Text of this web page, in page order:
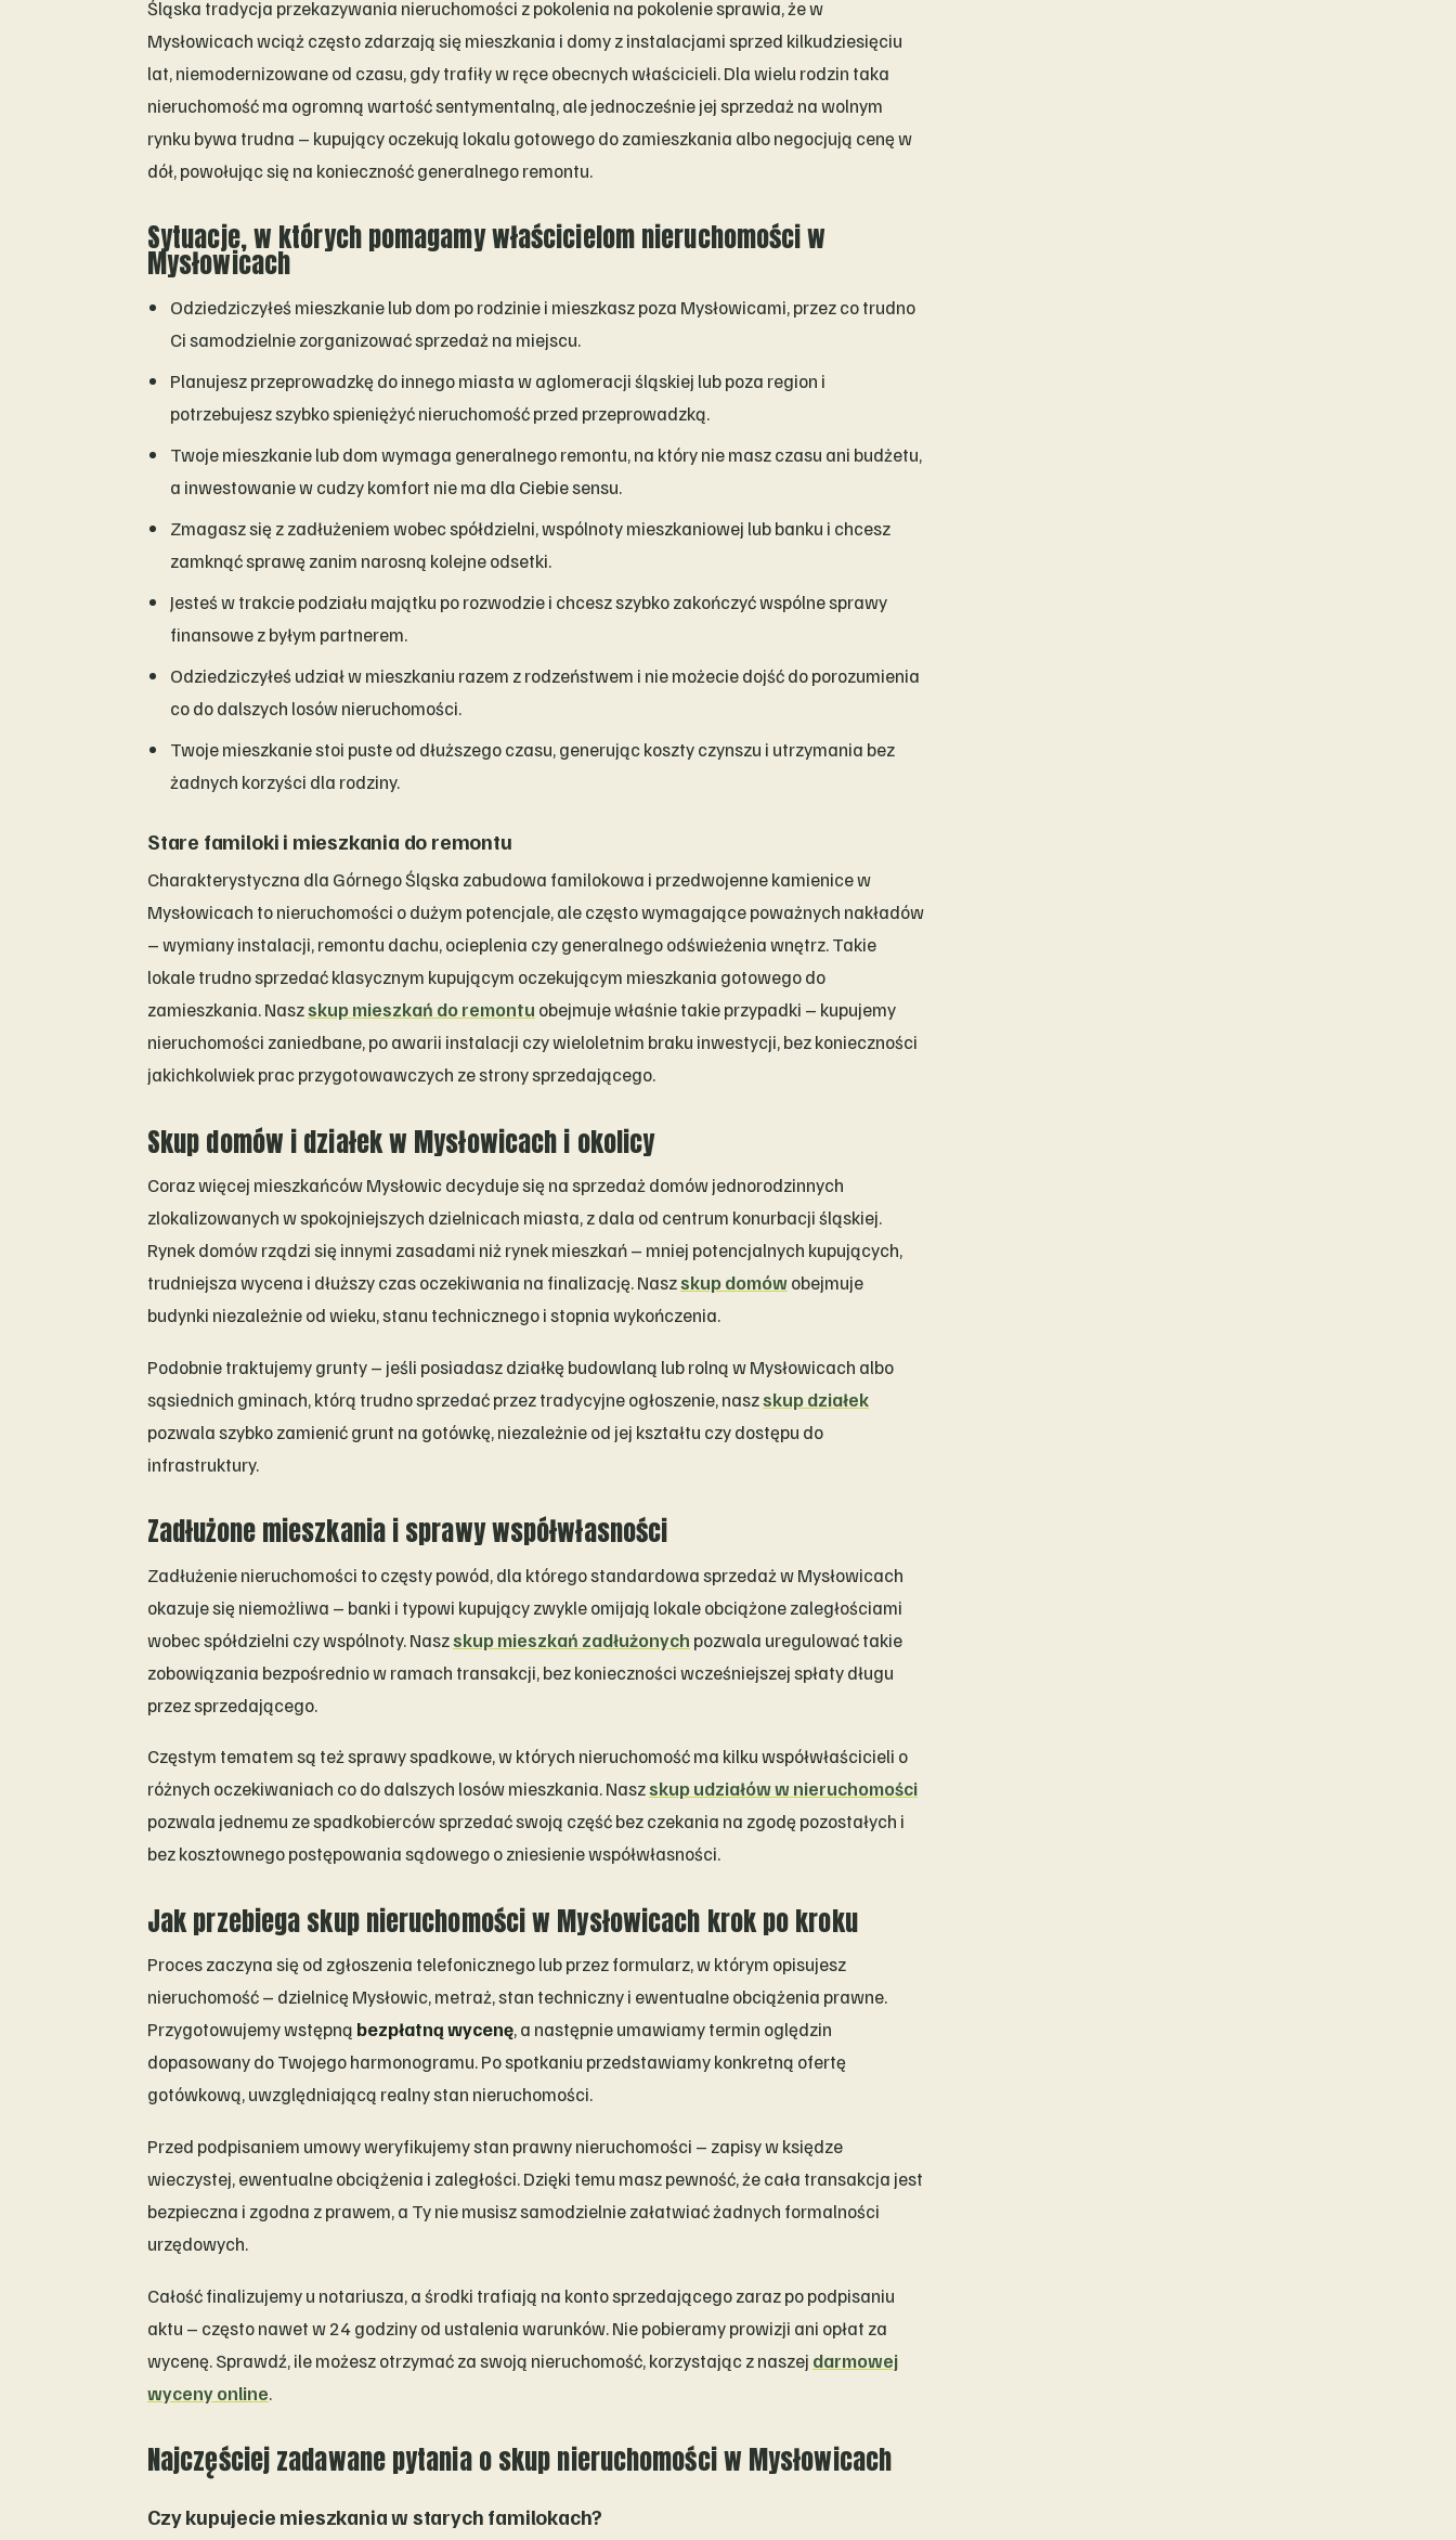
Śląska tradycja przekazywania nieruchomości z pokolenia na pokolenie sprawia, że w
Mysłowicach wciąż często zdarzają się mieszkania i domy z instalacjami sprzed kilkudziesięciu
lat, niemodernizowane od czasu, gdy trafiły w ręce obecnych właścicieli. Dla wielu rodzin taka
nieruchomość ma ogromną wartość sentymentalną, ale jednocześnie jej sprzedaż na wolnym
rynku bywa trudna – kupujący oczekują lokalu gotowego do zamieszkania albo negocjują cenę w
dół, powołując się na konieczność generalnego remontu.
Sytuacje, w których pomagamy właścicielom nieruchomości w
Mysłowicach
Odziedziczyłeś mieszkanie lub dom po rodzinie i mieszkasz poza Mysłowicami, przez co trudno
Ci samodzielnie zorganizować sprzedaż na miejscu.
Planujesz przeprowadzkę do innego miasta w aglomeracji śląskiej lub poza region i
potrzebujesz szybko spieniężyć nieruchomość przed przeprowadzką.
Twoje mieszkanie lub dom wymaga generalnego remontu, na który nie masz czasu ani budżetu,
a inwestowanie w cudzy komfort nie ma dla Ciebie sensu.
Zmagasz się z zadłużeniem wobec spółdzielni, wspólnoty mieszkaniowej lub banku i chcesz
zamknąć sprawę zanim narosną kolejne odsetki.
Jesteś w trakcie podziału majątku po rozwodzie i chcesz szybko zakończyć wspólne sprawy
finansowe z byłym partnerem.
Odziedziczyłeś udział w mieszkaniu razem z rodzeństwem i nie możecie dojść do porozumienia
co do dalszych losów nieruchomości.
Twoje mieszkanie stoi puste od dłuższego czasu, generując koszty czynszu i utrzymania bez
żadnych korzyści dla rodziny.
Stare familoki i mieszkania do remontu
Charakterystyczna dla Górnego Śląska zabudowa familokowa i przedwojenne kamienice w
Mysłowicach to nieruchomości o dużym potencjale, ale często wymagające poważnych nakładów
– wymiany instalacji, remontu dachu, ocieplenia czy generalnego odświeżenia wnętrz. Takie
lokale trudno sprzedać klasycznym kupującym oczekującym mieszkania gotowego do
zamieszkania. Naszskup mieszkań do remontu obejmuje właśnie takie przypadki – kupujemy
nieruchomości zaniedbane, po awarii instalacji czy wieloletnim braku inwestycji, bez konieczności
jakichkolwiek prac przygotowawczych ze strony sprzedającego.
Skup domów i działek w Mysłowicach i okolicy
Coraz więcej mieszkańców Mysłowic decyduje się na sprzedaż domów jednorodzinnych
zlokalizowanych w spokojniejszych dzielnicach miasta, z dala od centrum konurbacji śląskiej.
Rynek domów rządzi się innymi zasadami niż rynek mieszkań – mniej potencjalnych kupujących,
trudniejsza wycena i dłuższy czas oczekiwania na finalizację. Naszskup domówobejmuje
budynki niezależnie od wieku, stanu technicznego i stopnia wykończenia.
Podobnie traktujemy grunty – jeśli posiadasz działkę budowlaną lub rolną w Mysłowicach albo
sąsiednich gminach, którą trudno sprzedać przez tradycyjne ogłoszenie, naszskup działek
pozwala szybko zamienić grunt na gotówkę, niezależnie od jej kształtu czy dostępu do
infrastruktury.
Zadłużone mieszkania i sprawy współwłasności
Zadłużenie nieruchomości to częsty powód, dla którego standardowa sprzedaż w Mysłowicach
okazuje się niemożliwa – banki i typowi kupujący zwykle omijają lokale obciążone zaległościami
wobec spółdzielni czy wspólnoty. Naszskup mieszkań zadłużonych pozwala uregulować takie
zobowiązania bezpośrednio w ramach transakcji, bez konieczności wcześniejszej spłaty długu
przez sprzedającego.
Częstym tematem są też sprawy spadkowe, w których nieruchomość ma kilku współwłaścicieli o
różnych oczekiwaniach co do dalszych losów mieszkania. Naszskup udziałów w nieruchomości
pozwala jednemu ze spadkobierców sprzedać swoją część bez czekania na zgodę pozostałych i
bez kosztownego postępowania sądowego o zniesienie współwłasności.
Jak przebiega skup nieruchomości w Mysłowicach krok po kroku
Proces zaczyna się od zgłoszenia telefonicznego lub przez formularz, w którym opisujesz
nieruchomość – dzielnicę Mysłowic, metraż, stan techniczny i ewentualne obciążenia prawne.
Przygotowujemy wstępną bezpłatną wycenę, a następnie umawiamy termin oględzin
dopasowany do Twojego harmonogramu. Po spotkaniu przedstawiamy konkretną ofertę
gotówkową, uwzględniającą realny stan nieruchomości.
Przed podpisaniem umowy weryfikujemy stan prawny nieruchomości – zapisy w księdze
wieczystej, ewentualne obciążenia i zaległości. Dzięki temu masz pewność, że cała transakcja jest
bezpieczna i zgodna z prawem, a Ty nie musisz samodzielnie załatwiać żadnych formalności
urzędowych.
Całość finalizujemy u notariusza, a środki trafiają na konto sprzedającego zaraz po podpisaniu
aktu – często nawet w 24 godziny od ustalenia warunków. Nie pobieramy prowizji ani opłat za
wycenę. Sprawdź, ile możesz otrzymać za swoją nieruchomość, korzystając z naszej darmowej
wyceny online.
Najczęściej zadawane pytania o skup nieruchomości w Mysłowicach
Czy kupujecie mieszkania w starych familokach?